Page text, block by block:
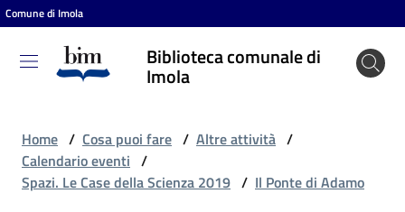
Vai al contenuto
Vai alla navigazione
Vai al footer
Comune di Imola
Biblioteca comunale di
Imola
Biblioteca
comunale
Home / Cosa puoi fare / Altre attività /
Calendario eventi /
Spazi. Le Case della Scienza 2019 / Il Ponte di Adamo